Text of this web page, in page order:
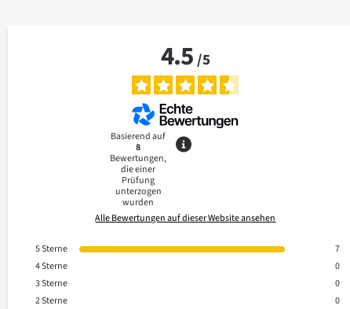
4.5/5
Basierend auf
8
Bewertungen,
die einer
Prüfung
unterzogen
wurden
Alle Bewertungen auf dieser Website ansehen
5Sterne
7
4Sterne
0
3Sterne
0
2Sterne 0